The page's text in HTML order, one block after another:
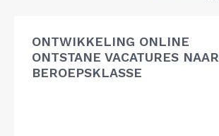
ONTWIKKELING ONLINE
ONTSTANE VACATURES NAAR
BEROEPSKLASSE